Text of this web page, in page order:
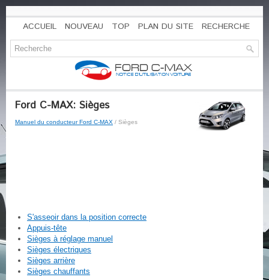
ACCUEIL NOUVEAU TOP PLAN DU SITE RECHERCHE
Ford C-MAX: Sièges
Manuel du conducteur Ford C-MAX / Sièges
S'asseoir dans la position correcte
Appuis-tête
Sièges à réglage manuel
Sièges électriques
Sièges arrière
Sièges chauffants